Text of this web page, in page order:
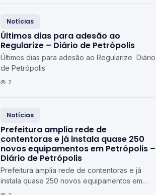
Notícias
Últimos dias para adesão ao
Regularize – Diário de Petrópolis
Últimos dias para adesão ao Regularize Diário
de Petrópolis
2
Notícias
Prefeitura amplia rede de
contentoras e já instala quase 250
novos equipamentos em Petrópolis –
Diário de Petrópolis
Prefeitura amplia rede de contentoras e já
instala quase 250 novos equipamentos em
Petrópolis Diário de Petrópolis